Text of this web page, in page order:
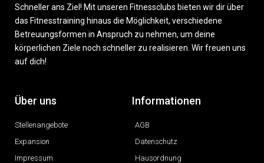
Schneller ans Ziel! Mit unseren Fitnessclubs bieten wir dir über
das Fitnesstraining hinaus die Möglichkeit, verschiedene
Betreuungsformen in Anspruch zu nehmen, um deine
körperlichen Ziele noch schneller zu realisieren. Wir freuen uns
auf dich!
Über uns
Stellenangebote
Expansion
Impressum
Informationen
AGB
Datenschutz
Hausordnung